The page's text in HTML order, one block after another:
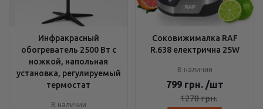
Инфракрасный
обогреватель 2500 Вт с
ножкой, напольная
установка, регулируемый
термостат
В наличии
Соковижималка RAF
R.638 електрична 25W
В наличии
799 грн. /шт
1278грн.